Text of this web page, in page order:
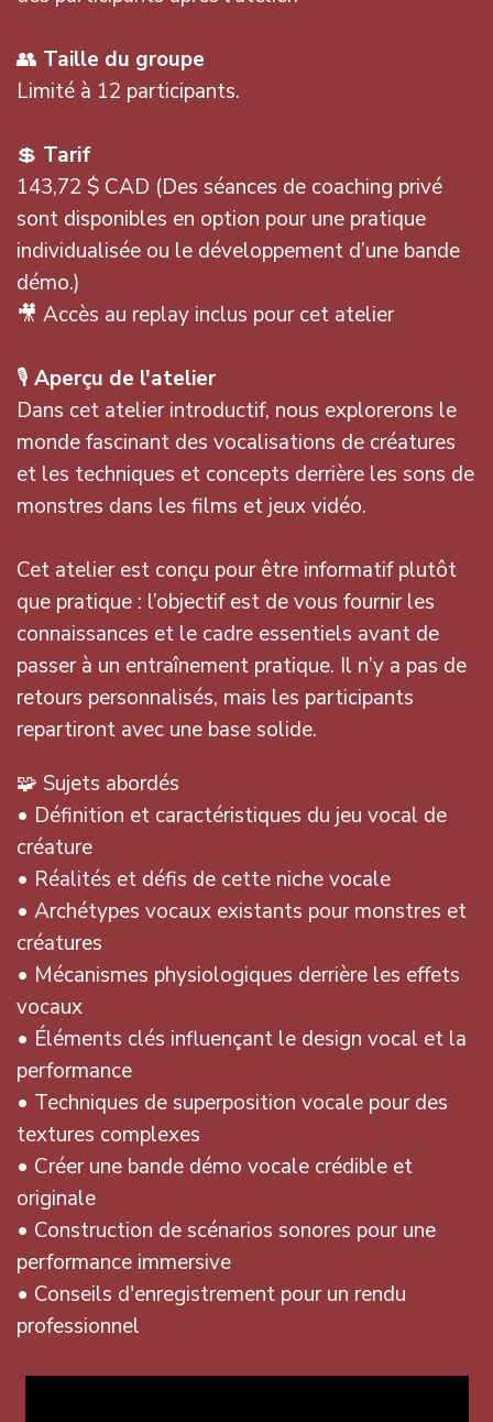
👥 Taille du groupe
Limité à 12 participants.
💲 Tarif
143,72 $ CAD (Des séances de coaching privé
sont disponibles en option pour une pratique
individualisée ou le développement d’une bande
démo.)
🎥 Accès au replay inclus pour cet atelier
🎙️ Aperçu de l'atelier
Dans cet atelier introductif, nous explorerons le
monde fascinant des vocalisations de créatures
et les techniques et concepts derrière les sons de
monstres dans les films et jeux vidéo.
Cet atelier est conçu pour être informatif plutôt
que pratique : l’objectif est de vous fournir les
connaissances et le cadre essentiels avant de
passer à un entraînement pratique. Il n’y a pas de
retours personnalisés, mais les participants
repartiront avec une base solide.
🧩 Sujets abordés
• Définition et caractéristiques du jeu vocal de
créature
• Réalités et défis de cette niche vocale
• Archétypes vocaux existants pour monstres et
créatures
• Mécanismes physiologiques derrière les effets
vocaux
• Éléments clés influençant le design vocal et la
performance
• Techniques de superposition vocale pour des
textures complexes
• Créer une bande démo vocale crédible et
originale
• Construction de scénarios sonores pour une
performance immersive
• Conseils d'enregistrement pour un rendu
professionnel